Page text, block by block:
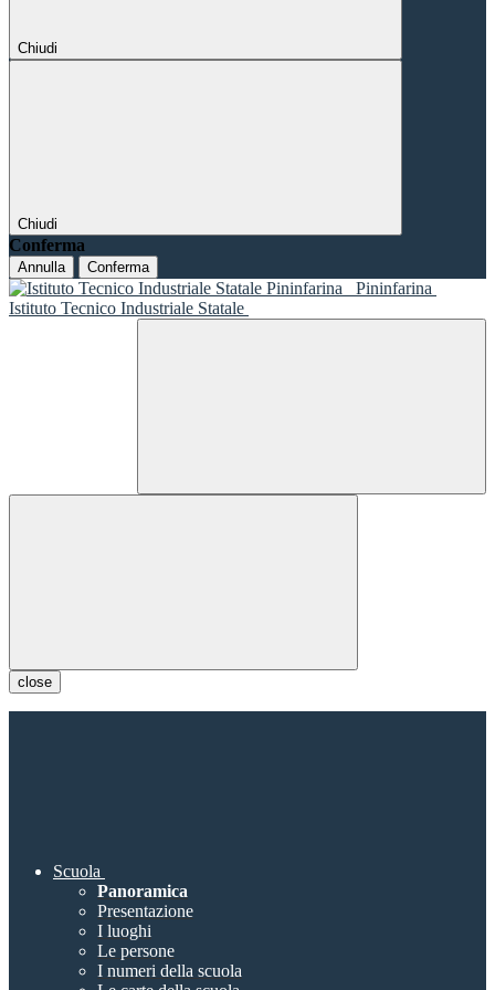
Chiudi
Chiudi
Conferma
Annulla Conferma
Pininfarina
Istituto Tecnico Industriale Statale
close
Scuola
Panoramica
Presentazione
I luoghi
Le persone
I numeri della scuola